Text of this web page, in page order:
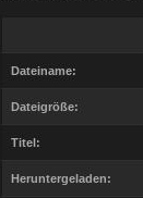
Dateiname:
Dateigröße:
Titel:
Heruntergeladen: